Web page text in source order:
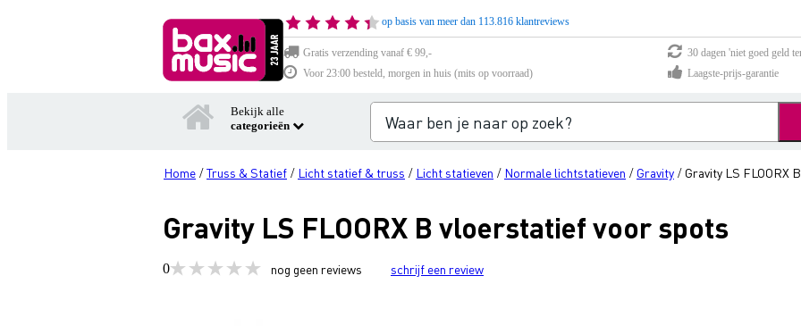
op basis van meer dan 113.816 klantreviews
Gratis verzending vanaf € 99,-
30 dagen 'niet goed geld
Voor 23:00 besteld, morgen in huis (mits op voorraad)
Laagste-prijs-garantie
Bekijk alle
categorieën
Home /Truss & Statief / Licht statief & truss / Licht statieven / Normale lichtstatieven / Gravity / Gravity LS FLOORX
Gravity LS FLOORX B vloerstatief voor spots
0 nog geen reviews schrijf een review